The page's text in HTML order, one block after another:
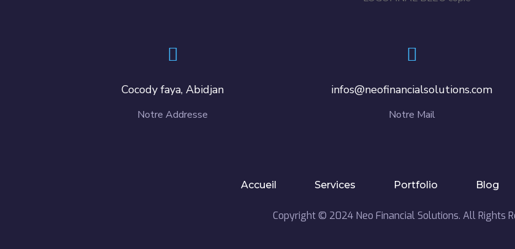
Cocody faya, Abidjan
Notre Addresse
infos@neofinancialsolutions.com
Notre Mail
Accueil Services Portfolio Blog
Copyright © 2024 Neo Financial Solutions. All Rights